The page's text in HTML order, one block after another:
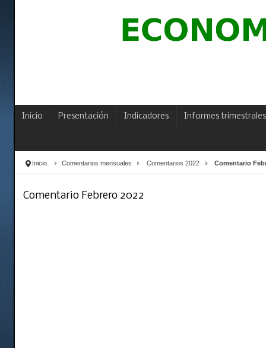
Inicio Presentación Indicadores Informes trimestrales
Inicio Comentarios mensuales Comentarios 2022 Comentario
Comentario Febrero 2022